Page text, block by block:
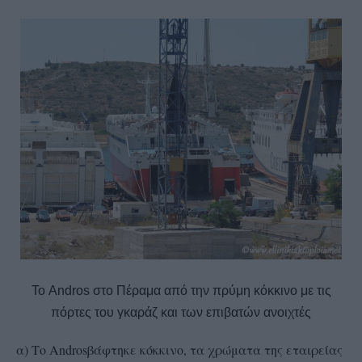
Το Andros στο Πέραμα από την πρύμη κόκκινο με τις
πόρτες του γκαράζ και των επιβατών ανοιχτές
α) Το Androsβάφτηκε κόκκινο, τα χρώματα της εταιρείας